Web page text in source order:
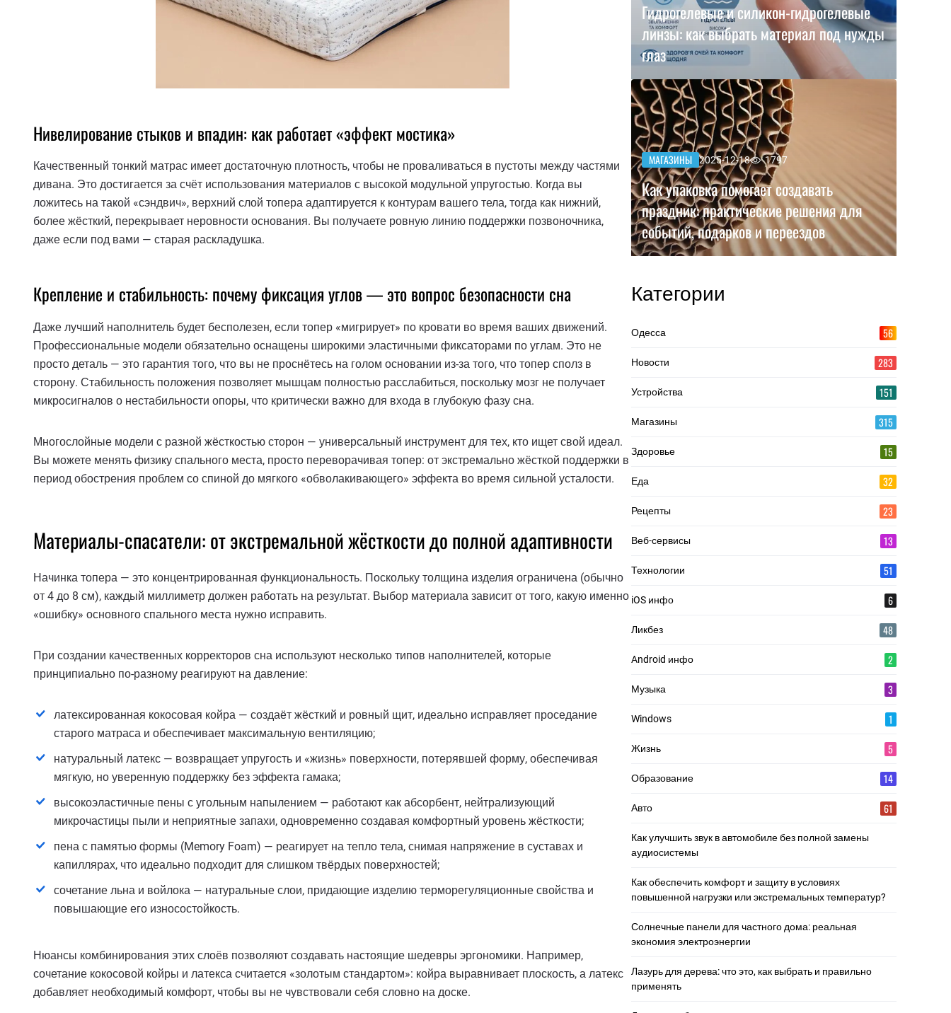
Нивелирование стыков и впадин: как работает «эффект мостика»
Качественный тонкий матрас имеет достаточную плотность, чтобы не проваливаться в пустоты между частями
дивана. Это достигается за счёт использования материалов с высокой модульной упругостью. Когда вы
ложитесь на такой «сэндвич», верхний слой топера адаптируется к контурам вашего тела, тогда как нижний,
более жёсткий, перекрывает неровности основания. Вы получаете ровную линию поддержки позвоночника,
даже если под вами — старая раскладушка.
Крепление и стабильность: почему фиксация углов — это вопрос безопасности сна
Даже лучший наполнитель будет бесполезен, если топер «мигрирует» по кровати во время ваших движений.
Профессиональные модели обязательно оснащены широкими эластичными фиксаторами по углам. Это не
просто деталь — это гарантия того, что вы не проснётесь на голом основании из-за того, что топер сполз в
сторону. Стабильность положения позволяет мышцам полностью расслабиться, поскольку мозг не получает
микросигналов о нестабильности опоры, что критически важно для входа в глубокую фазу сна.
Многослойные модели с разной жёсткостью сторон — универсальный инструмент для тех, кто ищет свой идеал.
Вы можете менять физику спального места, просто переворачивая топер: от экстремально жёсткой поддержки в
период обострения проблем со спиной до мягкого «обволакивающего» эффекта во время сильной усталости.
Материалы-спасатели: от экстремальной жёсткости до полной адаптивности
Начинка топера — это концентрированная функциональность. Поскольку толщина изделия ограничена (обычно
от 4 до 8 см), каждый миллиметр должен работать на результат. Выбор материала зависит от того, какую именно
«ошибку» основного спального места нужно исправить.
При создании качественных корректоров сна используют несколько типов наполнителей, которые
принципиально по-разному реагируют на давление:
латексированная кокосовая койра — создаёт жёсткий и ровный щит, идеально исправляет проседание
старого матраса и обеспечивает максимальную вентиляцию;
натуральный латекс — возвращает упругость и «жизнь» поверхности, потерявшей форму, обеспечивая
мягкую, но уверенную поддержку без эффекта гамака;
высокоэластичные пены с угольным напылением — работают как абсорбент, нейтрализующий
микрочастицы пыли и неприятные запахи, одновременно создавая комфортный уровень жёсткости;
пена с памятью формы (Memory Foam) — реагирует на тепло тела, снимая напряжение в суставах и
капиллярах, что идеально подходит для слишком твёрдых поверхностей;
сочетание льна и войлока — натуральные слои, придающие изделию терморегуляционные свойства и
повышающие его износостойкость.
Нюансы комбинирования этих слоёв позволяют создавать настоящие шедевры эргономики. Например,
сочетание кокосовой койры и латекса считается «золотым стандартом»: койра выравнивает плоскость, а латекс
добавляет необходимый комфорт, чтобы вы не чувствовали себя словно на доске.
Гидрогелевые и силикон-гидрогелевые
линзы: как выбрать материал под нужды
глаз
МАГАЗИНЫ 2025-12-18 1797
Как упаковка помогает создавать
праздник: практические решения для
событий, подарков и переездов
Категории
Одесса 56
Новости 283
Устройства 151
Магазины 315
Здоровье 15
Еда 32
Рецепты 23
Веб-сервисы 13
Технологии 51
iOS инфо 6
Ликбез 48
Android инфо 2
Музыка 3
Windows 1
Жизнь 5
Образование 14
Авто 61
Как улучшить звук в автомобиле без полной замены
аудиосистемы
Как обеспечить комфорт и защиту в условиях
повышенной нагрузки или экстремальных температур?
Солнечные панели для частного дома: реальная
экономия электроэнергии
Лазурь для дерева: что это, как выбрать и правильно
применять